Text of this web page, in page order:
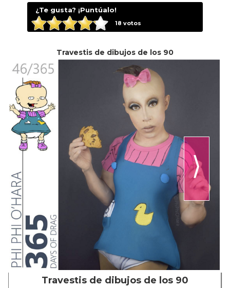
¿Te gusta? ¡Puntúalo!
18 votos
Travestis de dibujos de los 90
⟩
Travestis de dibujos de los 90